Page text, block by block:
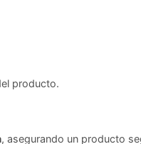
producto.
, asegurando un producto